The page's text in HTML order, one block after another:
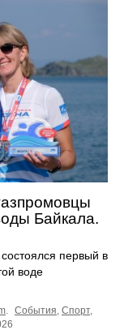
Байкала.
первый в
воде
. События, Спорт,